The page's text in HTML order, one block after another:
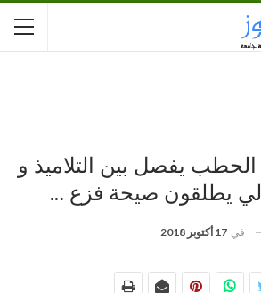
يفصل بين التلاميذ و
يطلقون صيحة فزع …
في 17 أكتوبر 2018